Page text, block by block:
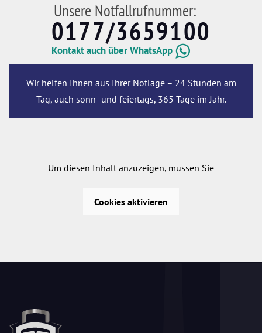
Unsere Notfallrufnummer:
0177/3659100
Kontakt auch über WhatsApp
Wir helfen Ihnen aus Ihrer Notlage – 24 Stunden am
Tag, auch sonn- und feiertags, 365 Tage im Jahr.
Um diesen Inhalt anzuzeigen, müssen Sie
Cookies aktivieren